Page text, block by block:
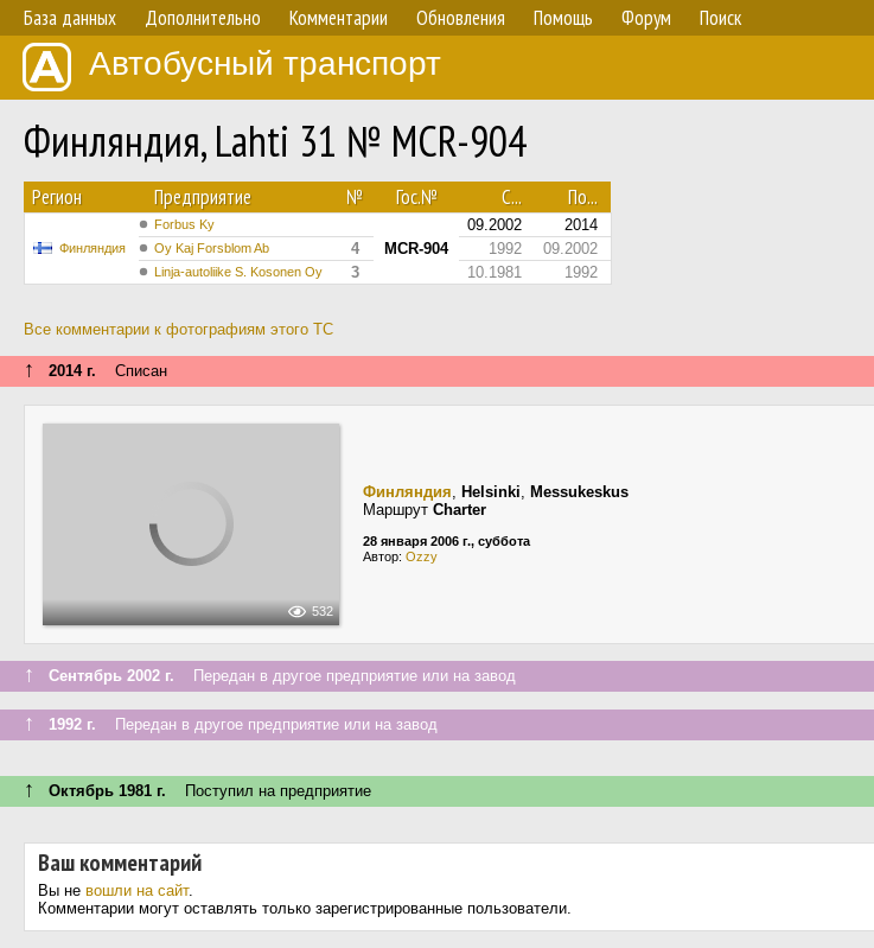
База данных Дополнительно Комментарии Обновления Помощь Форум Поиск
Автобусный транспорт
Финляндия, Lahti 31 № MCR-904
Регион Предприятие № Гос.№ С... По...
Финляндия
Forbus Ky
MCR-904
09.2002 2014
Oy Kaj Forsblom Ab 4 1992 09.2002
Linja-autoliike S. Kosonen Oy 3 10.1981 1992
Все комментарии к фотографиям этого ТС
↑ 2014 г. Списан
532
Финляндия, Helsinki, Messukeskus
Маршрут Charter
28 января 2006 г., суббота
Автор: Ozzy
↑ Сентябрь 2002 г. Передан в другое предприятие или на завод
↑ 1992 г. Передан в другое предприятие или на завод
↑ Октябрь 1981 г. Поступил на предприятие
Ваш комментарий
Вы не вошли на сайт.
Комментарии могут оставлять только зарегистрированные пользователи.